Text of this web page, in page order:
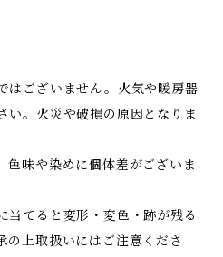
ございません。火気や暖房器
い。火災や破損の原因となりま
味や染めに個体差がございま
てると変形・変色・跡が残る
の上取扱いにはご注意くださ